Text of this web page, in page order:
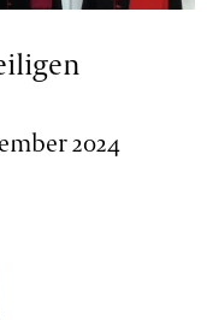
2024